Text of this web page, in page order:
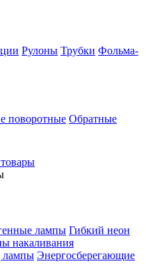
Рулоны Трубки Фольма-
поворотные Обратные
лампы Гибкий неон
накаливания
лампы Энергосберегающие